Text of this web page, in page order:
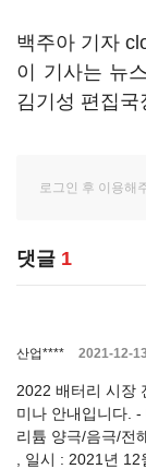
백주아 기자
이 기사는 뉴
김기성 편집국
댓글 1
산업**** 2021-12-
2022 배터리 시장
미나 안내입니다. -
리튬 양극/음극/전
, 일시 : 2021년